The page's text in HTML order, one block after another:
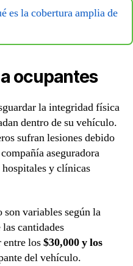
es la cobertura amplia de
ocupantes
la integridad física
dentro de su vehículo.
sufran lesiones debido
aseguradora
hospitales y clínicas
variables según la
cantidades
entre los$30,000 y los
del vehículo.